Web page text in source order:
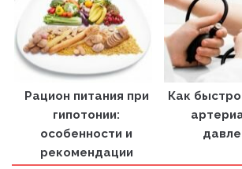
Рацион питания при
гипотонии:
особенности и
рекомендации
Как